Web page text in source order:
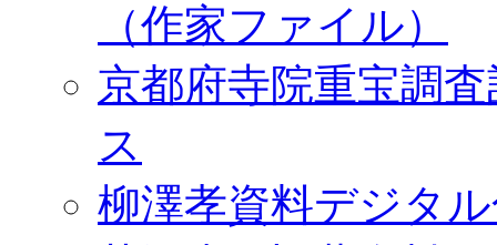
（作家ファイル）
京都府寺院重宝調
ス
柳澤孝資料デジタ